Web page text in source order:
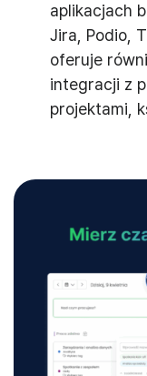
aplikacjach
Jira, Podio,
oferuje
integracji z
projektami,